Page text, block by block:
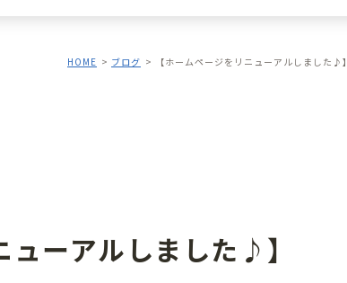
HOME ブログ 【ホームページをリニューアルしました♪】
ューアルしました♪】